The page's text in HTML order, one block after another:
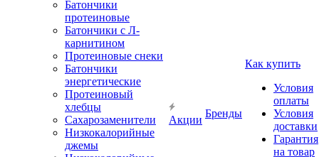
Батончики
протеиновые
Батончики с Л-
карнитином
Протеиновые снеки
Батончики
энергетические
Протеиновый
хлебцы
Сахарозаменители
Низкокалорийные
джемы
Акции
Бренды
Как купить
Условия
оплаты
Условия
доставки
Гарантия
на товар